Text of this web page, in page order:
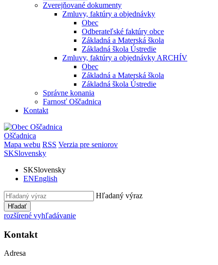
Zverejňované dokumenty
Zmluvy, faktúry a objednávky
Obec
Odberateľské faktúry obce
Základná a Materská škola
Základná škola Ústredie
Zmluvy, faktúry a objednávky ARCHÍV
Obec
Základná a Materská škola
Základná škola Ústredie
Správne konania
Farnosť Oščadnica
Kontakt
Oščadnica
Mapa webu RSS Verzia pre seniorov
SKSlovensky
SKSlovensky
ENEnglish
Hľadaný výraz
Hľadať
rozšírené vyhľadávanie
Kontakt
Adresa